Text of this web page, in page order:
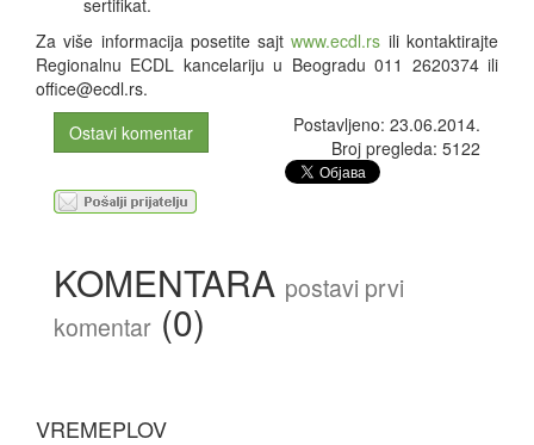
Za više informacija posetite sajtwww.ecdl.rs ili kontaktirajte
Regionalnu ECDL kancelariju u Beogradu 011 2620374 ili
office@ecdl.rs.
Ostavi komentar
Postavljeno: 23.06.2014.
Broj pregleda: 5122
KOMENTARA postavi prvi
komentar (0)
VREMEPLOV